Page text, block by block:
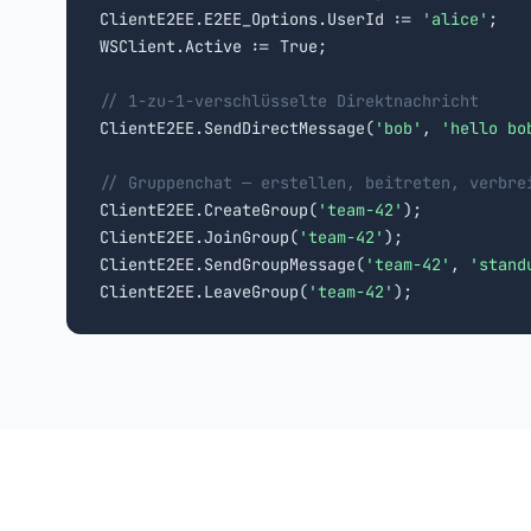
ClientE2EE.E2EE_Options.UserId :=
'alice' ;
WSClient.Active := True;
// 1-zu-1-verschlüsselte Direktnachricht
ClientE2EE.SendDirectMessage( 'bob' , 'hello
// Gruppenchat — erstellen, beitreten,
ClientE2EE.CreateGroup( 'team-42' );
ClientE2EE.JoinGroup( 'team-42' );
ClientE2EE.SendGroupMessage( 'team-42' ,
ClientE2EE.LeaveGroup( 'team-42' );